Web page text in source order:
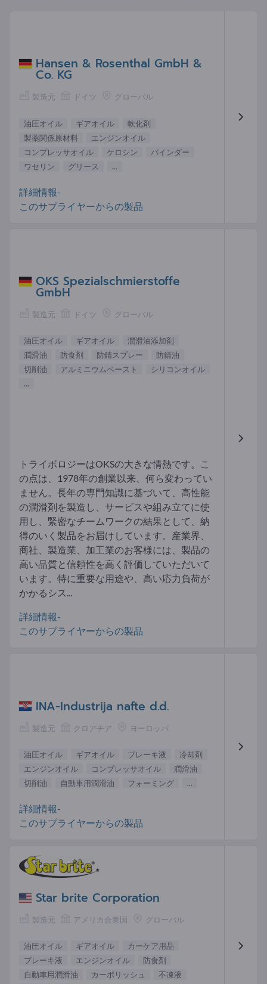
Hansen & Rosenthal GmbH &
Co. KG
製造元 ドイツ グローバル
油圧オイル ギアオイル
軟化剤
製薬関係原材料
エンジンオイル
コンプレッサオイル
ケロシン
バインダー
ワセリン
グリース ...
詳細情報-
このサプライヤーからの製品
OKS Spezialschmierstoffe
GmbH
製造元 ドイツ グローバル
油圧オイル ギアオイル
潤滑油添加剤
潤滑油
防食剤 防錆スプレー
防錆油
切削油
アルミニウムペースト
シリコンオイル
...
トライボロジーはOKSの大きな情熱です。こ
の点は、1978年の創業以来、何ら変わってい
ません。長年の専門知識に基づいて、高性能
の潤滑剤を製造し、サービスや組み立てに使
用し、緊密なチームワークの結果として、納
得のいく製品をお届けしています。産業界、
商社、製造業、加工業のお客様には、製品の
高い品質と信頼性を高く評価していただいて
います。特に重要な用途や、高い応力負荷が
かかるシス...
詳細情報-
このサプライヤーからの製品
INA-Industrija nafte d.d.
製造元 クロアチア ヨーロッパ
油圧オイル ギアオイル ブレーキ液
冷却剤
エンジンオイル
コンプレッサオイル
潤滑油
切削油
自動車用潤滑油 フォーミング ...
詳細情報-
このサプライヤーからの製品
Star brite Corporation
製造元 アメリカ合衆国 グローバル
油圧オイル ギアオイル
カーケア用品
ブレーキ液
エンジンオイル
防食剤
自動車用潤滑油
カーポリッシュ
不凍液